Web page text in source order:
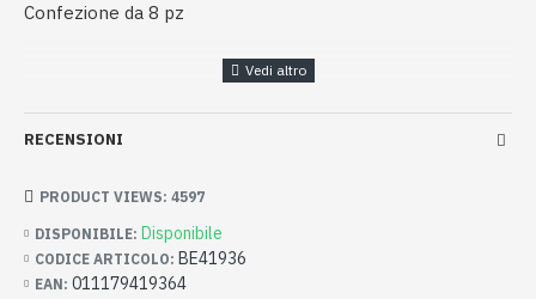
Confezione da 8 pz
RECENSIONI
DISPONIBILE: Disponibile
CODICE ARTICOLO: BE41936
EAN: 011179419364
PRODUCT VIEWS: 4597